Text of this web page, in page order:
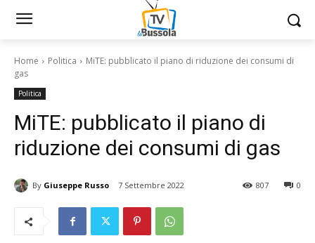
Home Politica
MiTE: pubblicato il piano di riduzione dei consumi di
gas
Politica
MiTE: pubblicato il piano di
riduzione dei consumi di gas
By Giuseppe Russo 7 Settembre 2022 0
807